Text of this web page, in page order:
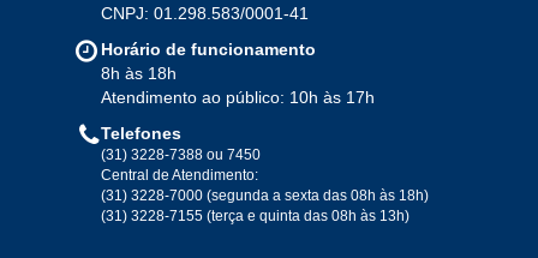
CNPJ: 01.298.583/0001-41
Horário de funcionamento
8h às 18h
Atendimento ao público: 10h às 17h
Telefones
(31) 3228-7388 ou 7450
Central de Atendimento:
(31) 3228-7000 (segunda a sexta das 08h às 18h)
(31) 3228-7155 (terça e quinta das 08h às 13h)